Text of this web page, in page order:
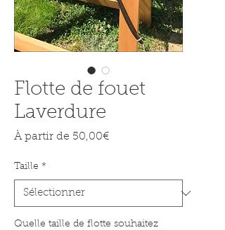
Flotte de fouet
Laverdure
À partir de 50,00€Prix promotionnel
Taille *
Quelle taille de flotte souhaitez